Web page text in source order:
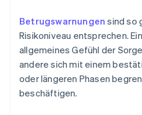
Betrugswarnungen sind so
Risikoniveau entsprechen.
allgemeines Gefühl der
andere sich mit einem
oder längeren Phasen
beschäftigen.